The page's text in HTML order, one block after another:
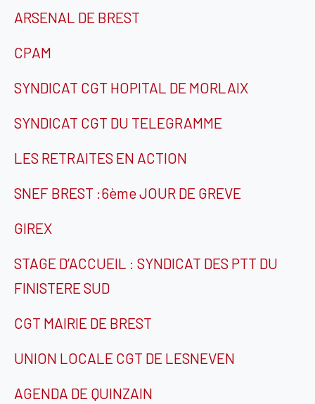
ARSENAL DE BREST
CPAM
SYNDICAT CGT HOPITAL DE MORLAIX
SYNDICAT CGT DU TELEGRAMME
LES RETRAITES EN ACTION
SNEF BREST :6ème JOUR DE GREVE
GIREX
STAGE D’ACCUEIL : SYNDICAT DES PTT DU
FINISTERE SUD
CGT MAIRIE DE BREST
UNION LOCALE CGT DE LESNEVEN
AGENDA DE QUINZAIN